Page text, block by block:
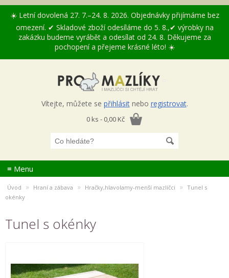
☀️ Letní dovolená 27. 7.–24. 8. 2026. Objednávky přijímáme bez
omezení. ✔ Skladové zboží odesíláme do 5. 8.,✔ výrobky na
zakázku budeme vyrábět a odesílat od 24. 8. Děkujeme za
pochopení a přejeme krásné léto! ☀️
Vítejte, můžete se přihlásitnebo registrovat.
0 ks - 0,00 Kč
≡ Menu
Úvod » Hraní a zábava » Hračky,hlavolamy-menší mazlíčci » Tunel s
okénky
Tunel s okénky